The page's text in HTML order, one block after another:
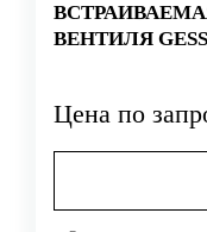
ВЕНТИЛЯ
Цена по